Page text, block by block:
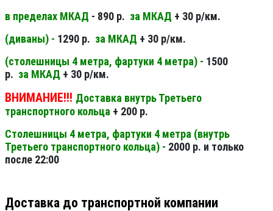
в пределах МКАД - 890 р. за МКАД + 30 р/км.
(диваны) - 1290 р. за МКАД + 30 р/км.
(столешницы 4 метра, фартуки 4 метра) - 1500
р. за МКАД + 30 р/км.
ВНИМАНИЕ!!! Доставка внутрь Третьего
транспортного кольца + 200 р.
Столешницы 4 метра, фартуки 4 метра (внутрь
Третьего транспортного кольца) - 2000 р. и только
после 22:00
Доставка до транспортной компании